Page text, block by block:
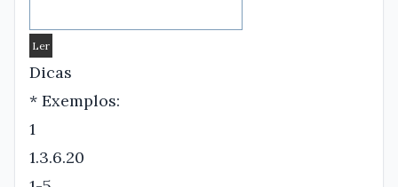
Dicas
* Exemplos:
1
1.3.6.20